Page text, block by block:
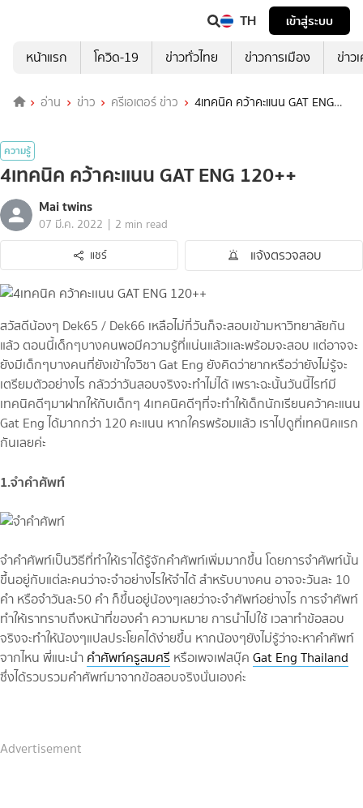
TH
เข้าสู่ระบบ
หน้าแรก
โควิด-19 ข่าวทั่วไทย ข่าวการเมือง ข่าว
อ่าน ข่าว ครีเอเตอร์ ข่าว
4เทคนิค คว้าคะเเนน GAT ENG
ความรู้
4เทคนิค คว้าคะเเนน GAT ENG 120++
Mai twins
07 มี.ค. 2022 | 2 min read
แชร์
แจ้งตรวจสอบ
สวัสดีน้องๆ Dek65 / Dek66 เหลือไม่กี่วันก็จะสอบเข้ามหาวิทยาลัยกัน
แล้ว ตอนนี้เด็กๆบางคนพอมีความรู้ที่แน่นแล้วเเละพร้อมจะสอบ แต่อาจจะ
ยังมีเด็กๆบางคนที่ยังเข้าใจวิชา Gat Eng ยังคิดว่ายากหรือว่ายังไม่รู้จะ
เตรียมตัวอย่างไร กลัวว่าวันสอบจริงจะทำไม่ได้ เพราะฉะนั้นวันนี้ไรท์มี
เทคนิคดีๆมาฝากให้กับเด็กๆ 4เทคนิคดีๆที่จะทำให้เด็กนักเรียนคว้าคะแนน
Gat Eng ได้มากกว่า 120 คะแนน หากใครพร้อมแล้ว เราไปดูที่เทคนิคแรก
กันเลยค่ะ
1.จำคำศัพท์
จำคำศัพท์เป็นวิธีที่ทำให้เราได้รู้จักคำศัพท์เพิ่มมากขึ้น โดยการจำศัพท์นั้น
ขึ้นอยู่กับแต่ละคนว่าจะจำอย่างไรให้จำได้ สำหรับบางคน อาจจะวันละ 10
คำ หรือจำวันละ50 คำ ก็ขึ้นอยู่น้องๆเลยว่าจะจำศัพท์อย่างไร การจำศัพท์
ทำให้เราทราบถึงหน้าที่ของคำ ความหมาย การนำไปใช้ เวลาทำข้อสอบ
จริงจะทำให้น้องๆแปลประโยคได้ง่ายขึ้น หากน้องๆยังไม่รู้ว่าจะหาคำศัพท์
จากไหน พี่แนะนำ คำศัพท์ครูสมศรี หรือเพจเฟสบุ๊ค Gat Eng Thailand
ซึ่งได้รวบรวมคำศัพท์มาจากข้อสอบจริงนั่นเองค่ะ
Advertisement